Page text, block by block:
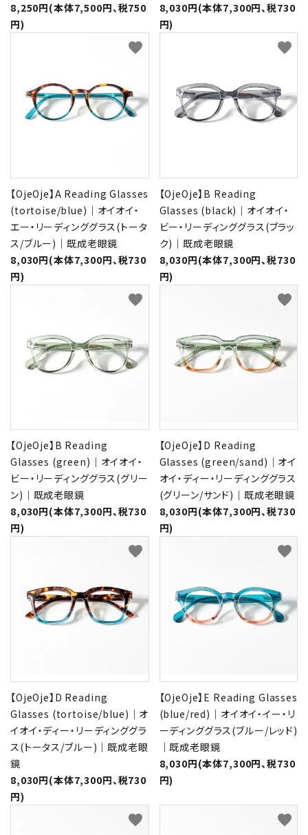
8,250円(本体7,500円、税750
円)
8,030円(本体7,300円、税730
円)
【OjeOje】A Reading Glasses
(tortoise/blue)｜オイオイ・
エー・リーディンググラス(トータ
ス/ブルー)｜既成老眼鏡
8,030円(本体7,300円、税730
円)
favorite
【OjeOje】B Reading
Glasses (black)｜オイオイ・
ビー・リーディンググラス(ブラッ
ク)｜既成老眼鏡
8,030円(本体7,300円、税730
円)
favorite
【OjeOje】B Reading
Glasses (green)｜オイオイ・
ビー・リーディンググラス(グリー
ン)｜既成老眼鏡
8,030円(本体7,300円、税730
円)
favorite
【OjeOje】D Reading
Glasses (green/sand)｜オイ
オイ・ディー・リーディンググラス
(グリーン/サンド)｜既成老眼鏡
8,030円(本体7,300円、税730
円)
favorite
【OjeOje】D Reading
Glasses (tortoise/blue)｜オ
イオイ・ディー・リーディンググラ
ス(トータス/ブルー)｜既成老眼
鏡
8,030円(本体7,300円、税730
円)
favorite
【OjeOje】E Reading Glasses
(blue/red)｜オイオイ・イー・リ
ーディンググラス(ブルー/レッド)
｜既成老眼鏡
8,030円(本体7,300円、税730
円)
favorite
favorite favorite